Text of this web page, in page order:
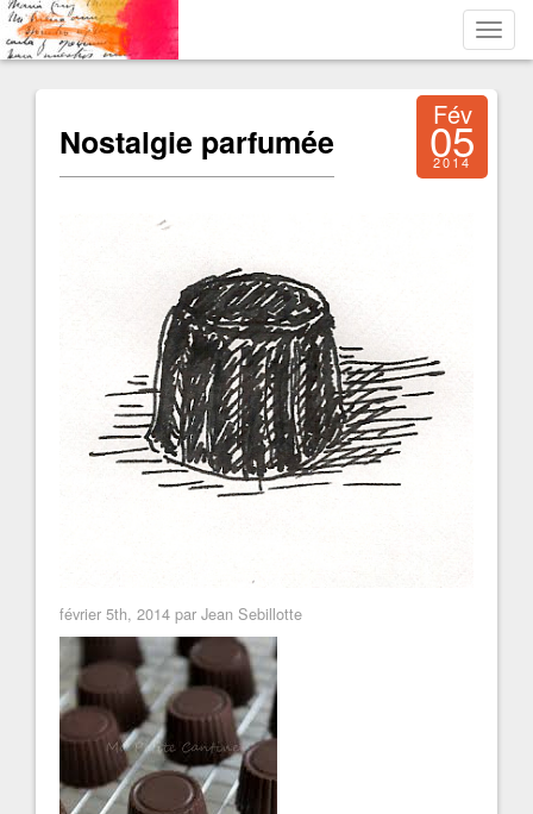
Nostalgie parfumée
Fév
05
2014
février 5th, 2014 par Jean Sebillotte